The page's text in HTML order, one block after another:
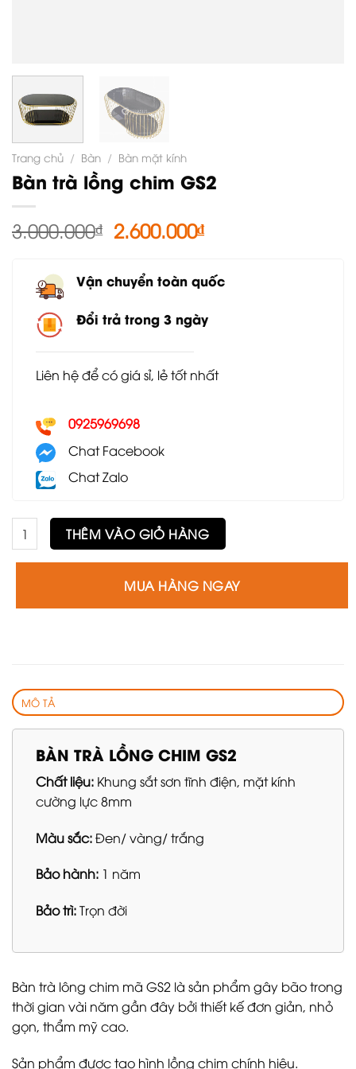
Trang chủ / Bàn / Bàn mặt kính
Bàn trà lồng chim GS2
3.000.000₫ Giá
gốc
3.000.000₫.
2.600.000₫Giá
là:
Vận chuyển toàn quốc
Đổi trả trong 3 ngày
Liên hệ để có giá sỉ, lẻ tốt nhất
0925969698
Chat Facebook
Chat Zalo
Bàn trà lồng chim GS2 số lượng
THÊM VÀO GIỎ HÀNG
MUA HÀNG NGAY
MÔ TẢ
BÀN TRÀ LỒNG CHIM GS2
Chất liệu: Khung sắt sơn tĩnh điện, mặt kính
cường lực 8mm
Màu sắc:Đen/ vàng/ trắng
Bảo hành: 1 năm
Bảo trì:Trọn đời
Bàn trà lông chim mã GS2 là sản phẩm gây bão trong
thời gian vài năm gần đây bởi thiết kế đơn giản, nhỏ
gọn, thẩm mỹ cao.
Sản phẩm được tạo hình lồng chim chính hiệu.